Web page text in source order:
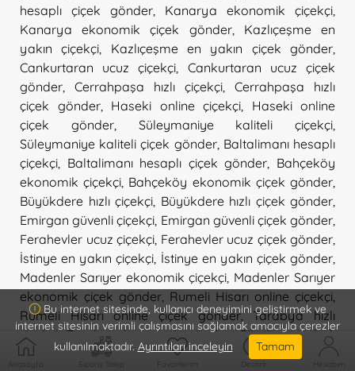
hesaplı çiçek gönder
Kanarya ekonomik çiçekçi
Kanarya ekonomik çiçek gönder, Kazlıçeşme en
yakın çiçekçi
Kazlıçeşme en yakın çiçek gönder
Cankurtaran ucuz çiçekçi
Cankurtaran ucuz çiçek
gönder
Cerrahpaşa hızlı çiçekçi
Cerrahpaşa hızlı
çiçek gönder, Haseki online çiçekçi
Haseki online
çiçek gönder, Süleymaniye kaliteli çiçekçi
Süleymaniye kaliteli çiçek gönder, Baltalimanı hesaplı
çiçekçi
Baltalimanı hesaplı çiçek gönder
Bahçeköy
ekonomik çiçekçi Bahçeköy ekonomik çiçek gönder
Büyükdere hızlı çiçekçi Büyükdere hızlı çiçek gönder
Emirgan güvenli çiçekçi Emirgan güvenli çiçek gönder
Ferahevler ucuz çiçekçi Ferahevler ucuz çiçek gönder
İstinye en yakın çiçekçi İstinye en yakın çiçek gönder
Madenler Sarıyer ekonomik çiçekçi Madenler Sarıyer
ekonomik çiçek gönder Rumeli Hisarı online çiçekçi
Rumeli Hisarı online çiçek gönder,Tarabya hızlı
çiçekçi,Tarabya hızlı çiçek gönder ,Gümüşsuyu hızlı
çiçekçi,Gümüşsuyu hızlı çiçek gönder ,Piyalepaşa hızlı
Anasayfa Sipariş Takip Favorilerim Destek Hesabım
Bu internet sitesinde, kullanıcı deneyimini geliştirmek ve
internet sitesinin verimli çalışmasını sağlamak amacıyla çerezler
kullanılmaktadır. Ayrıntıları inceleyin Tamam